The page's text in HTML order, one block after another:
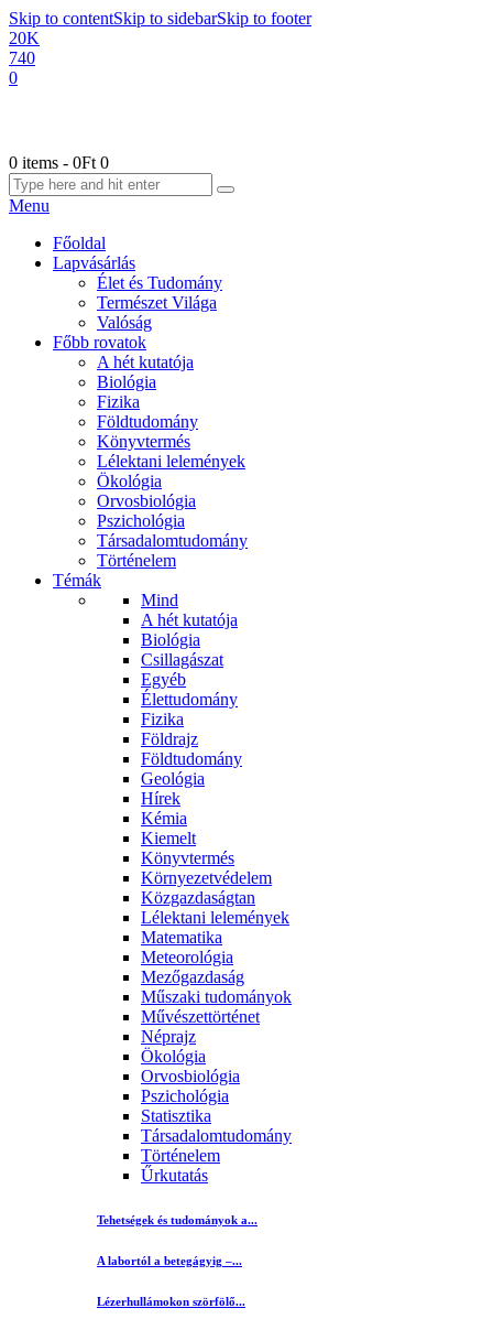
Skip to contentSkip to sidebarSkip to footer
20K
740
0
0 items - 0Ft 0
Menu
Főoldal
Lapvásárlás
Élet és Tudomány
Természet Világa
Valóság
Főbb rovatok
A hét kutatója
Biológia
Fizika
Földtudomány
Könyvtermés
Lélektani lelemények
Ökológia
Orvosbiológia
Pszichológia
Társadalomtudomány
Történelem
Témák
Mind
A hét kutatója
Biológia
Csillagászat
Egyéb
Élettudomány
Fizika
Földrajz
Földtudomány
Geológia
Hírek
Kémia
Kiemelt
Könyvtermés
Környezetvédelem
Közgazdaságtan
Lélektani lelemények
Matematika
Meteorológia
Mezőgazdaság
Műszaki tudományok
Művészettörténet
Néprajz
Ökológia
Orvosbiológia
Pszichológia
Statisztika
Társadalomtudomány
Történelem
Űrkutatás
Tehetségek és tudományok a...
A labortól a betegágyig –...
Lézerhullámokon szörfölő...